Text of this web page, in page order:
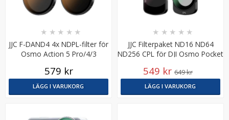
JJC F-DAND4 4x NDPL-filter för
Osmo Action 5 Pro/4/3
★ ★ ★ ★ ★
579 kr
LÄGG I VARUKORG
JJC Filterpaket ND16 ND64
ND256 CPL för DJI Osmo Pocket
★ ★ ★ ★ ★
549 kr 649 kr
LÄGG I VARUKORG